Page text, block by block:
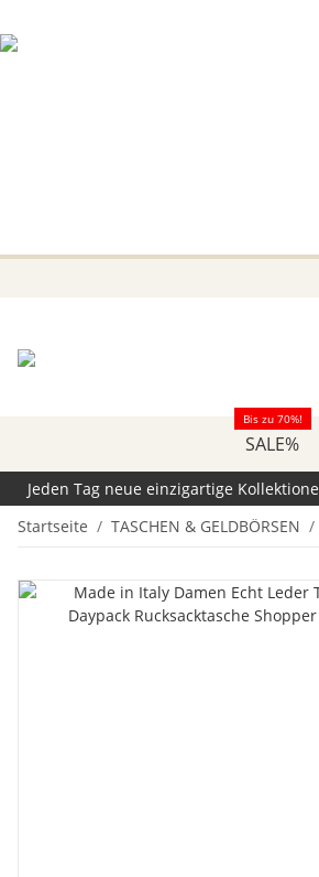
SALE%
Bis zu 70%!
Jeden Tag neue einzigartige
Startseite
TASCHEN & GELDBÖRSEN